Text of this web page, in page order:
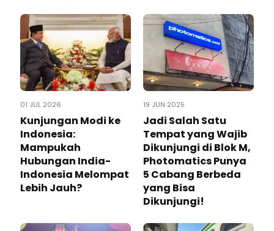
01 JUL 2026
Kunjungan Modi ke
Indonesia:
Mampukah
Hubungan India-
Indonesia Melompat
Lebih Jauh?
19 JUN 2025
Jadi Salah Satu
Tempat yang Wajib
Dikunjungi di Blok M,
Photomatics Punya
5 Cabang Berbeda
yang Bisa
Dikunjungi!